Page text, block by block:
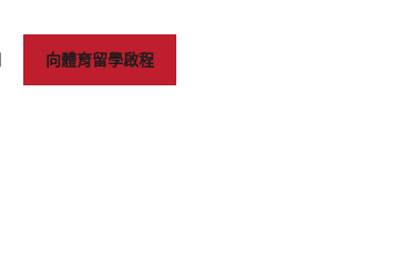
向體育留學啟程